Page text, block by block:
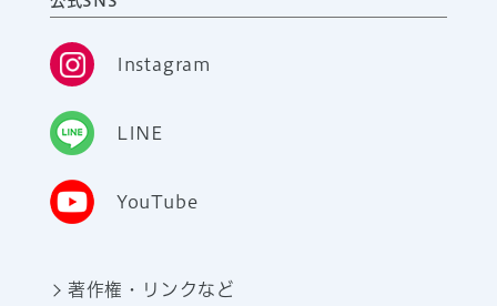
Instagram
LINE
YouTube
著作権・リンクなど